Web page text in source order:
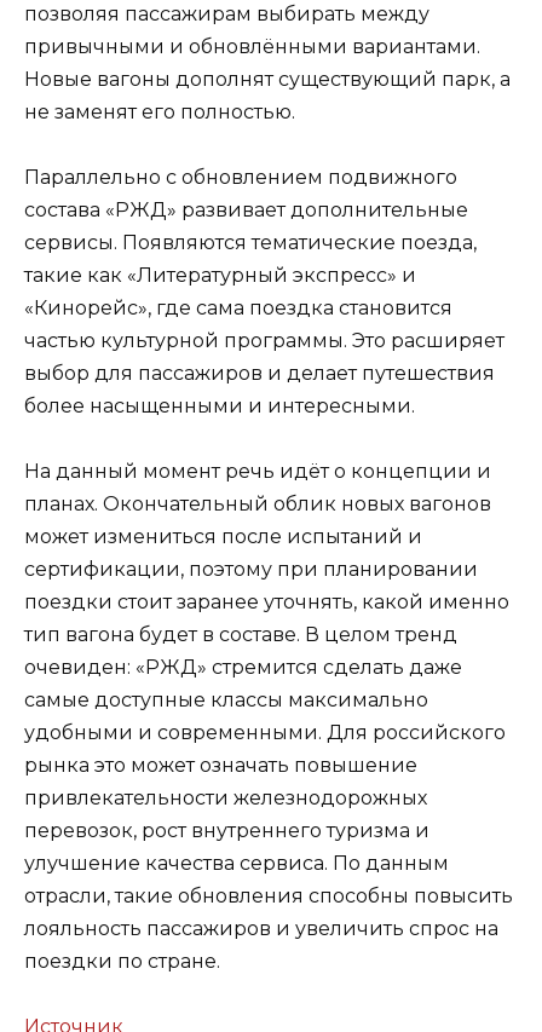
позволяя пассажирам выбирать между
привычными и обновлёнными вариантами.
Новые вагоны дополнят существующий парк, а
не заменят его полностью.
Параллельно с обновлением подвижного
состава «РЖД» развивает дополнительные
сервисы. Появляются тематические поезда,
такие как «Литературный экспресс» и
«Кинорейс», где сама поездка становится
частью культурной программы. Это расширяет
выбор для пассажиров и делает путешествия
более насыщенными и интересными.
На данный момент речь идёт о концепции и
планах. Окончательный облик новых вагонов
может измениться после испытаний и
сертификации, поэтому при планировании
поездки стоит заранее уточнять, какой именно
тип вагона будет в составе. В целом тренд
очевиден: «РЖД» стремится сделать даже
самые доступные классы максимально
удобными и современными. Для российского
рынка это может означать повышение
привлекательности железнодорожных
перевозок, рост внутреннего туризма и
улучшение качества сервиса. По данным
отрасли, такие обновления способны повысить
лояльность пассажиров и увеличить спрос на
поездки по стране.
Источник